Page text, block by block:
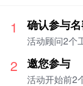
1 确认参与
活动顾问2个
2 邀您参与
活动开始前2